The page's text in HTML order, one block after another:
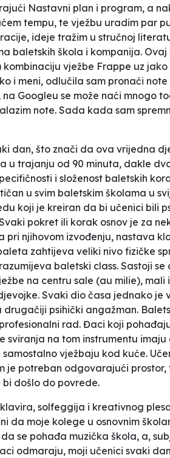
Nastavni plan i program, a
tempu, te vježbu uradim par
ideje tražim u stručnoj
baletskih škola i kompanija.
kombinaciju vježbe Frappe uz jako
i meni, odlučila sam pronaći note
Googleu se može naći mnogo
note. Sada kada sam
dan, što znači da ova vrijedna
u trajanju od 90 minuta, dakle
i složenost baletskih
u svim baletskim školama u
koji je kreiran da bi učenici bili
pokret ili korak osnov je za
pri njihovom izvođenju, nastava
zahtijeva veliki nivo fizičke
baletski class. Sastoji se
na centru sale (au milie), mali
Svaki dio časa jednako je
psihički angažman.
rad. Đaci koji
sviranja na tom instrumentu
vježbaju kod kuće.
je potreban odgovarajući prostor,
došlo do povrede.
solfeggija i kreativnog
da moje kolege u osnovnim
se pohađa muzička škola, a,
odmaraju, moji učenici svaki